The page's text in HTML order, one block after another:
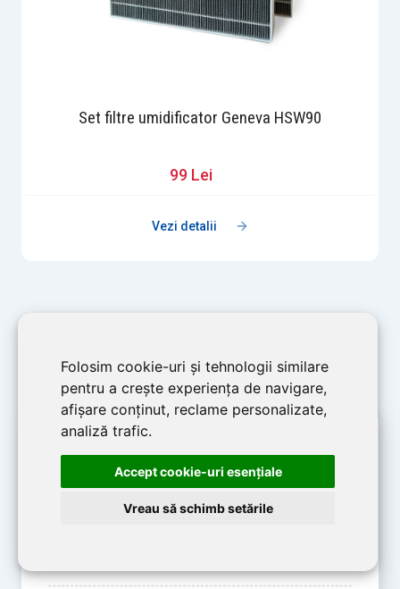
Folosim cookie-uri și tehnologii similare
pentru a crește experiența de navigare,
afișare conținut, reclame personalizate,
analiză trafic.
Accept cookie-uri esenţiale
Vreau să schimb setările
Set filtre umidificator Geneva HSW90
99 Lei
Vezi detalii
Informații utile